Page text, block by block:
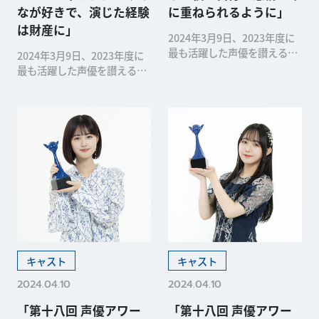
なが好きで、演じた経験
は財産に」
2024年3月9日、2023年度に
最も活躍した声優を讃える
稿では、新人声優賞を受賞し
た榊原優希さんのオフィシャ
ルインタビューをお届けしま
す。 ――受賞の一報...
に重ねられるように」
2024年3月9日、2023年度に
最も活躍した声優を讃える
ャルインタビューをお届けし
ます。 ──「声優ア...
キャスト
2024.04.10
「第十八回 声優アワー
キャスト
2024.04.10
「第十八回 声優アワー